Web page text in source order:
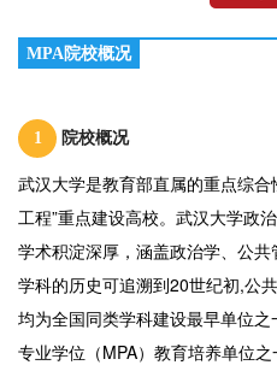
MPA院校概况
1 院校概况
武汉大学是教育部直属的重点综合
工程”重点建设高校。武汉大学政
学术积淀深厚，涵盖政治学、公
学科的历史可追溯到20世纪初,公
均为全国同类学科建设最早单位
专业学位（MPA）教育培养单位